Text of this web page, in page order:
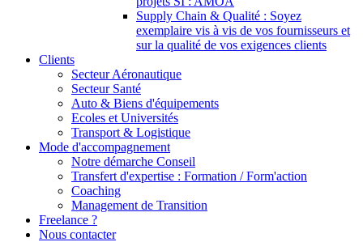
Supply Chain & Qualité : Soyez
exemplaire vis à vis de vos fournisseurs et
sur la qualité de vos exigences clients
Clients
Secteur Aéronautique
Secteur Santé
Auto & Biens d'équipements
Ecoles et Universités
Transport & Logistique
Mode d'accompagnement
Notre démarche Conseil
Transfert d'expertise : Formation / Form'action
Coaching
Management de Transition
Freelance ?
Nous contacter